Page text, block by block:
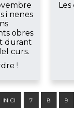
i nenes
obres
durant
curs.
!
Les
INICI 7 8 9